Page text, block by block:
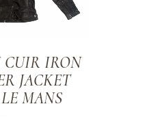
CUIR IRON
JACKET
MANS